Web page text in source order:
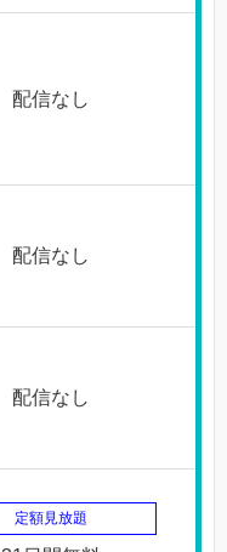
配信なし
配信なし
配信なし
定額見放題